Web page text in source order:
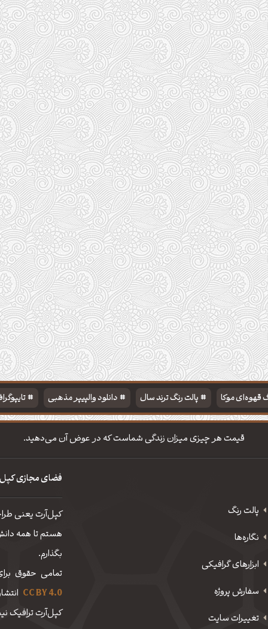
قهوه‌ای موکا پالت رنگ ترند سال دانلود والپیپر مذهبی
قیمت هر چیزی میزان زندگی شماست که در عوض آن می‌دهید.
پالت رنگ
نگاره‌ها
ابزارهای گرافیکی
سفارش پروژه
تغییرات سایت
فضای مجازی
کپل‌آرت یعنی
هستم تا همه
بگذارم.
تمامی حقوق
CC BY 4.0
کپل‌آرت ترافیک